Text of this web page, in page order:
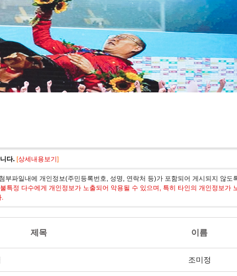
교복구입안내
다. [상세내용보기]
부파일내에 개인정보(주민등록번호, 성명, 연락처 등)가 포함되어 게시되지 않도
특정 다수에게 개인정보가 노출되어 악용될 수 있으며, 특히 타인의 개인정보가
제목 이름
조미정